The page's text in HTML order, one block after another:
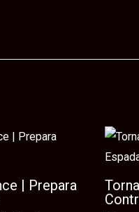
| Prepara